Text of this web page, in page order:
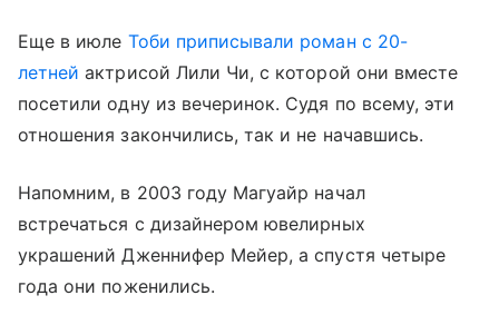
Еще в июле Тоби приписывали роман с 20-
летней актрисой Лили Чи, с которой они вместе
посетили одну из вечеринок. Судя по всему, эти
отношения закончились, так и не начавшись.
Напомним, в 2003 году Магуайр начал
встречаться с дизайнером ювелирных
украшений Дженнифер Мейер, а спустя четыре
года они поженились.